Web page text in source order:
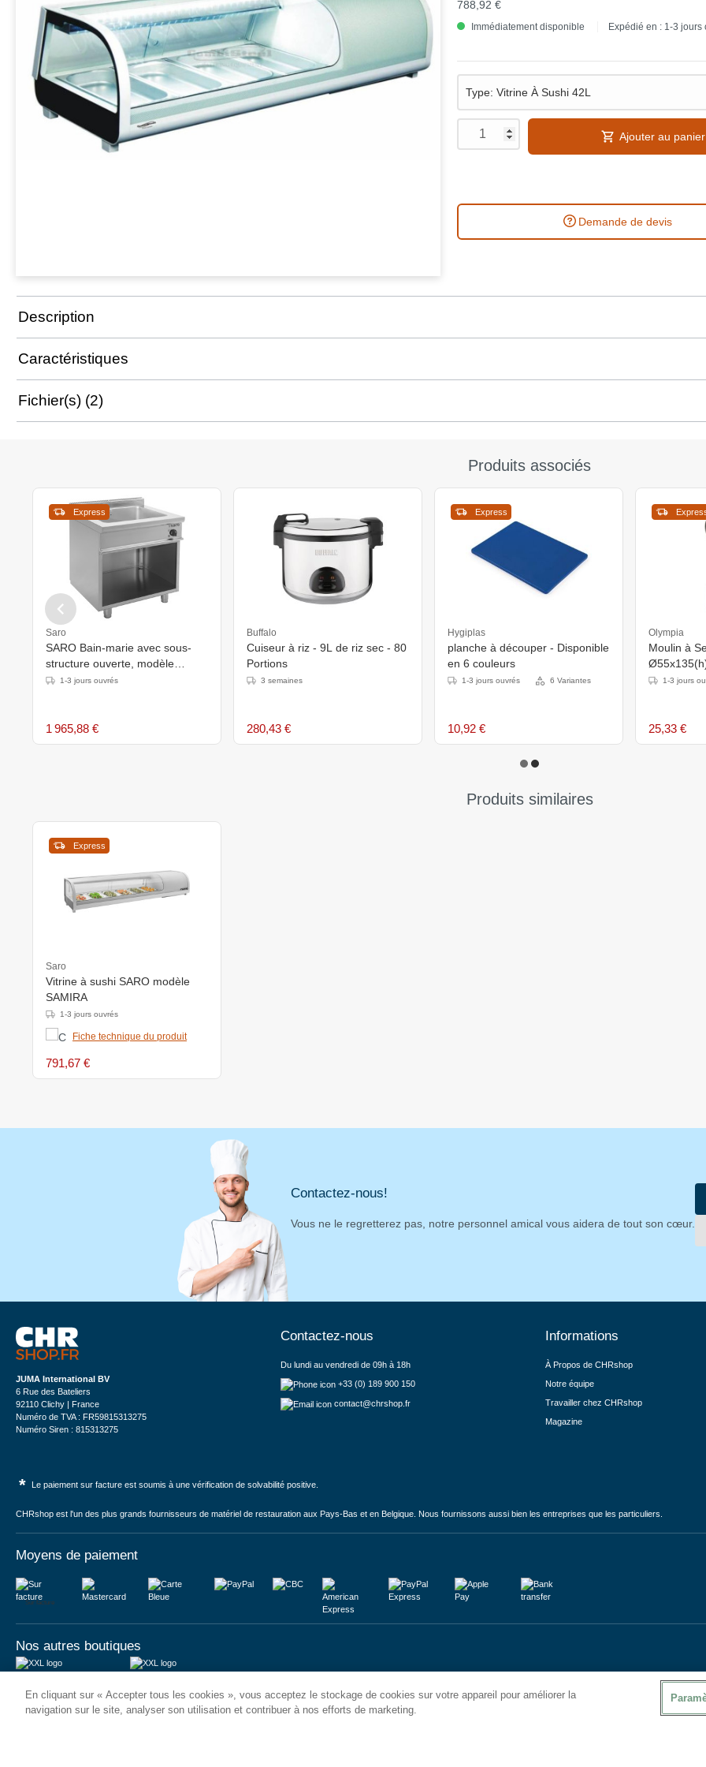
788,92 €
Immédiatement disponible Expédié en : 1-3 jours
Ajouter au panier
Demande de devis
Description
Caractéristiques
Fichier(s) (2)
Produits associés
Express
Saro
SARO Bain-marie avec sous-
structure ouverte, modèle
E7/BME2BA
1-3 jours ouvrés
1 965,88 €
Buffalo
Cuiseur à riz - 9L de riz sec - 80
Portions
3 semaines
280,43 €
Express
Hygiplas
planche à découper - Disponible
en 6 couleurs
1-3 jours ouvrés 6 Variantes
10,92 €
Olympia
Moulin à
1-3 jours
25,33 €
Produits similaires
Express
Saro
Vitrine à sushi SARO modèle
SAMIRA
1-3 jours ouvrés
Fiche technique du produit
791,67 €
Contactez-nous!
Vous ne le regretterez pas, notre personnel amical vous aidera de tout son cœur.
JUMA International BV
6 Rue des Bateliers
92110 Clichy | France
Numéro de TVA : FR59815313275
Numéro Siren : 815313275
Contactez-nous
Du lundi au vendredi de 09h à 18h
+33 (0) 189 900 150
contact@chrshop.fr
Informations
À Propos de CHRshop
Notre équipe
Travailler chez CHRshop
Magazine
* Le paiement sur facture est soumis à une vérification de solvabilité positive.
CHRshop est l'un des plus grands fournisseurs de matériel de restauration aux Pays-Bas et en Belgique. Nous fournissons aussi bien les entreprises que les particuliers.
Moyens de paiement
Sur facture
Nos autres boutiques
Königsborner Straße 26a
39175 Biederitz | Deutschland
Vrijheidweg 34
1521RR Wormerveer | Nederland
En cliquant sur « Accepter tous les cookies », vous acceptez le stockage de cookies sur votre appareil pour améliorer la
navigation sur le site, analyser son utilisation et contribuer à nos efforts de marketing.